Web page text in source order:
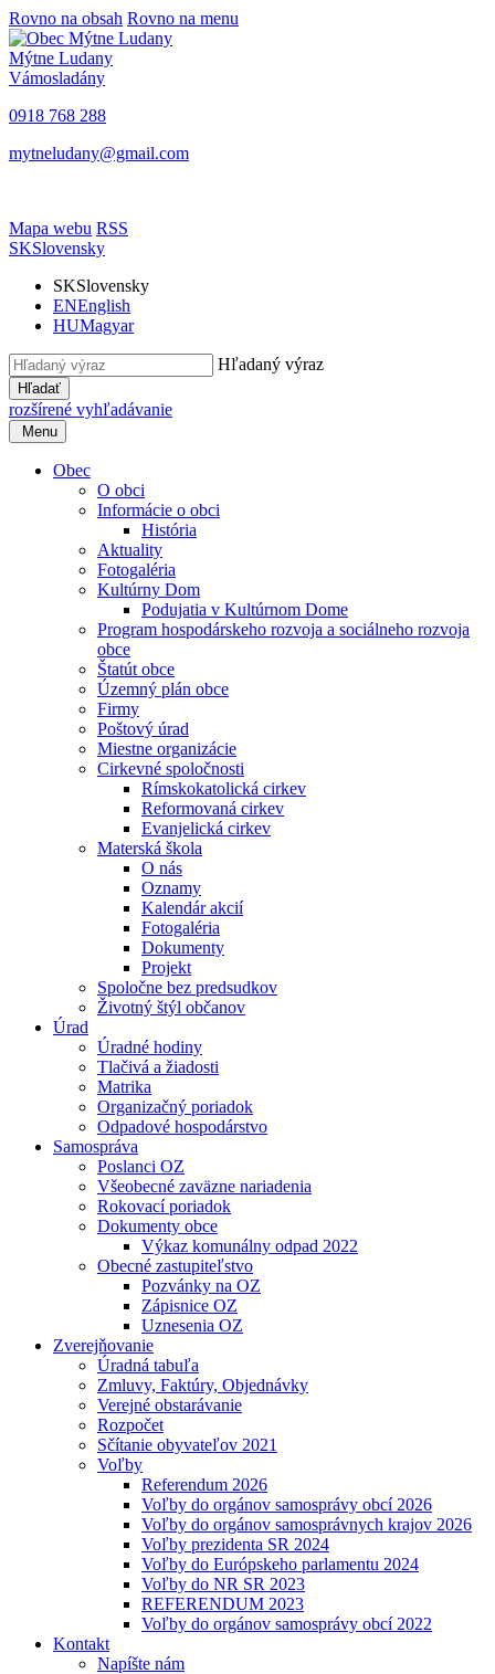
Rovno na obsah Rovno na menu
Mýtne Ludany
Vámosladány
0918 768 288
mytneludany@gmail.com
Mapa webu RSS
SKSlovensky
SKSlovensky
ENEnglish
HUMagyar
Hľadaný výraz
Hľadať
rozšírené vyhľadávanie
Menu
Obec
O obci
Informácie o obci
História
Aktuality
Fotogaléria
Kultúrny Dom
Podujatia v Kultúrnom Dome
Program hospodárskeho rozvoja a sociálneho rozvoja
obce
Štatút obce
Územný plán obce
Firmy
Poštový úrad
Miestne organizácie
Cirkevné spoločnosti
Rímskokatolická cirkev
Reformovaná cirkev
Evanjelická cirkev
Materská škola
O nás
Oznamy
Kalendár akcií
Fotogaléria
Dokumenty
Projekt
Spoločne bez predsudkov
Životný štýl občanov
Úrad
Úradné hodiny
Tlačivá a žiadosti
Matrika
Organizačný poriadok
Odpadové hospodárstvo
Samospráva
Poslanci OZ
Všeobecné zaväzne nariadenia
Rokovací poriadok
Dokumenty obce
Výkaz komunálny odpad 2022
Obecné zastupiteľstvo
Pozvánky na OZ
Zápisnice OZ
Uznesenia OZ
Zverejňovanie
Úradná tabuľa
Zmluvy, Faktúry, Objednávky
Verejné obstarávanie
Rozpočet
Sčítanie obyvateľov 2021
Voľby
Referendum 2026
Voľby do orgánov samosprávy obcí 2026
Voľby do orgánov samosprávnych krajov 2026
Voľby prezidenta SR 2024
Voľby do Európskeho parlamentu 2024
Voľby do NR SR 2023
REFERENDUM 2023
Voľby do orgánov samosprávy obcí 2022
Kontakt
Napíšte nám